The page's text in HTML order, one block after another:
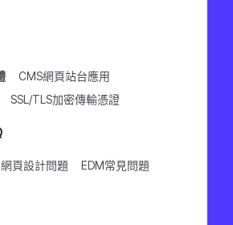
CMS網頁站台應用
SSL/TLS加密傳輸憑證
網頁設計問題
EDM常見問題